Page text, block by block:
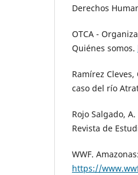
Derechos
OTCA -
Quiénes somos.
Ramírez
caso del río
Rojo Salgado,
Revista de
WWF.
https://